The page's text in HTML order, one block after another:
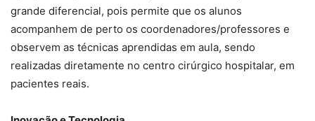
grande diferencial, pois permite que os alunos
acompanhem de perto os coordenadores/professores e
observem as técnicas aprendidas em aula, sendo
realizadas diretamente no centro cirúrgico hospitalar, em
pacientes reais.